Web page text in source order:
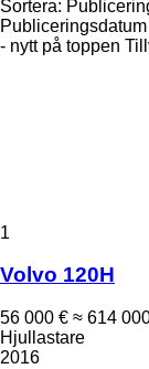
Sortera:
Publiceringsdatum
- nytt på toppen
1
Volvo 120H
56 000 € ≈ 614
Hjullastare
2016